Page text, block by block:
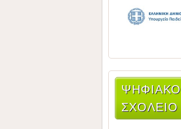
ΨΗΦΙΑΚΟ
ΣΧΟΛΕΙΟ